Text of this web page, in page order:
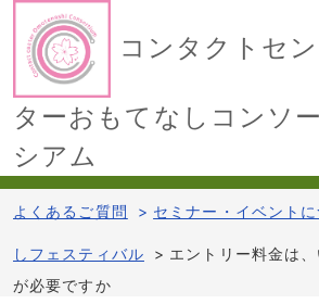
コンタクトセン
ターおもてなしコンソー
シアム
よくあるご質問 > セミナー・イベント
しフェスティバル > エントリー料金は
が必要ですか